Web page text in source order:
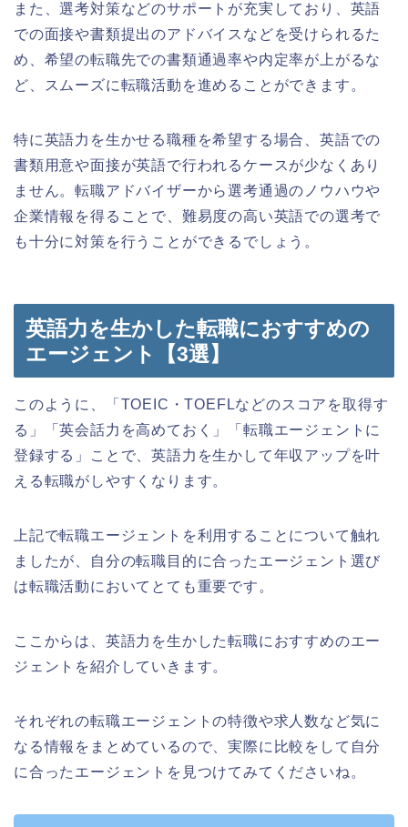
また、選考対策などのサポートが充実しており、英語
での面接や書類提出のアドバイスなどを受けられるた
め、希望の転職先での書類通過率や内定率が上がるな
ど、スムーズに転職活動を進めることができます。
特に英語力を生かせる職種を希望する場合、英語での
書類用意や面接が英語で行われるケースが少なくあり
ません。転職アドバイザーから選考通過のノウハウや
企業情報を得ることで、難易度の高い英語での選考で
も十分に対策を行うことができるでしょう。
英語力を生かした転職におすすめの
エージェント【3選】
このように、「TOEIC・TOEFLなどのスコアを取得す
る」「英会話力を高めておく」「転職エージェントに
登録する」ことで、英語力を生かして年収アップを叶
える転職がしやすくなります。
上記で転職エージェントを利用することについて触れ
ましたが、自分の転職目的に合ったエージェント選び
は転職活動においてとても重要です。
ここからは、英語力を生かした転職におすすめのエー
ジェントを紹介していきます。
それぞれの転職エージェントの特徴や求人数など気に
なる情報をまとめているので、実際に比較をして自分
に合ったエージェントを見つけてみてくださいね。